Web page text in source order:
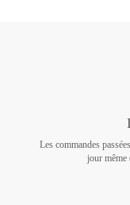
Les commandes
jour même